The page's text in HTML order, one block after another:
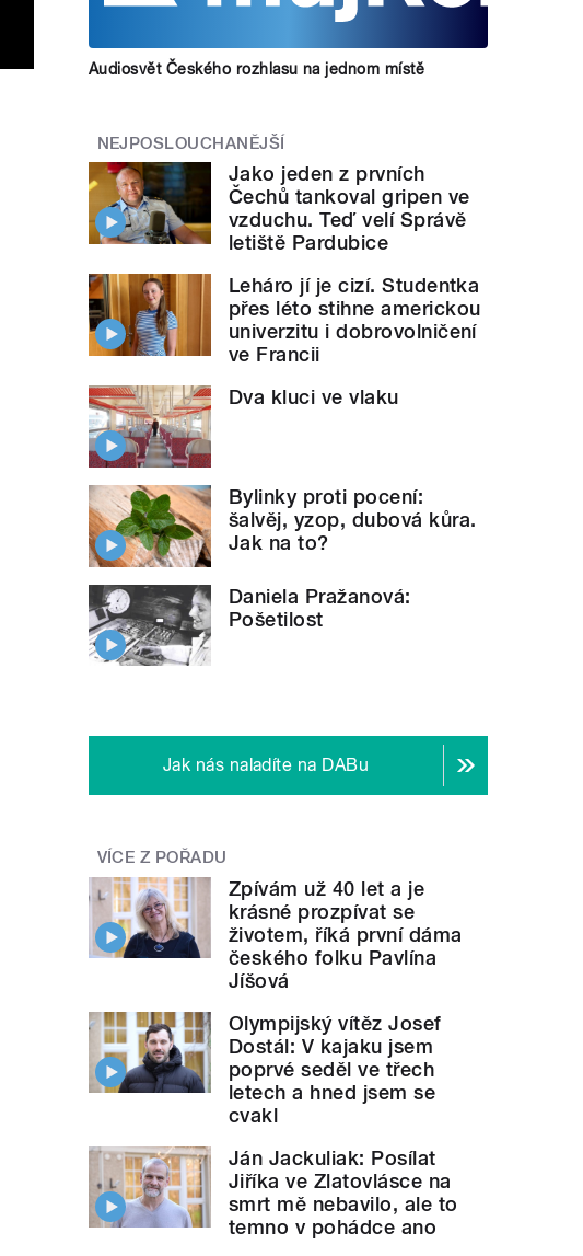
Audiosvět Českého rozhlasu na jednom místě
NEJPOSLOUCHANĚJŠÍ
Jako jeden z prvních
Čechů tankoval gripen ve
vzduchu. Teď velí Správě
letiště Pardubice
Leháro jí je cizí. Studentka
přes léto stihne americkou
univerzitu i dobrovolničení
ve Francii
Dva kluci ve vlaku
Bylinky proti pocení:
šalvěj, yzop, dubová kůra.
Jak na to?
Daniela Pražanová:
Pošetilost
Jak nás naladíte na DABu
VÍCE Z POŘADU
Zpívám už 40 let a je
krásné prozpívat se
životem, říká první dáma
českého folku Pavlína
Jíšová
Olympijský vítěz Josef
Dostál: V kajaku jsem
poprvé seděl ve třech
letech a hned jsem se
cvakl
Ján Jackuliak: Posílat
Jiříka ve Zlatovlásce na
smrt mě nebavilo, ale to
temno v pohádce ano